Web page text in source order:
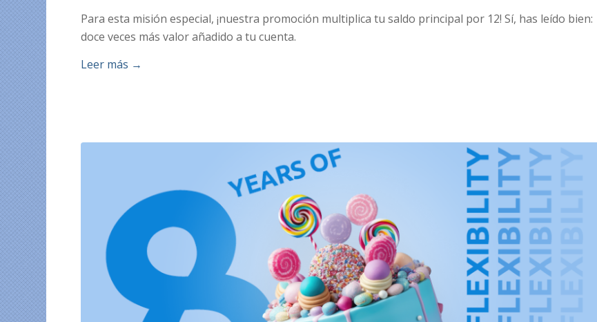
Para esta misión especial, ¡nuestra promoción multiplica tu saldo principal por 12! Sí, has leído bien:
doce veces más valor añadido a tu cuenta.
Leer más →